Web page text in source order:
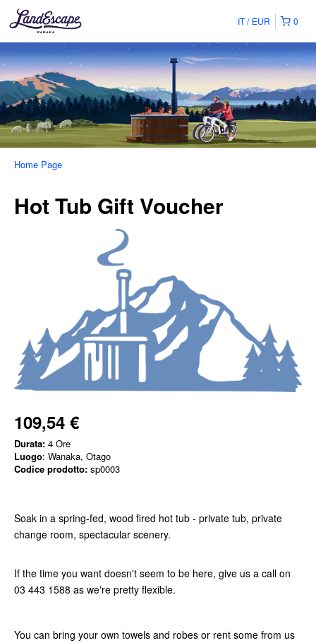
0
IT EUR
Home Page
Hot Tub Gift Voucher
109,54 €
Durata: 4 Ore
Luogo: Wanaka, Otago
Codice prodotto: sp0003
Soak in a spring-fed, wood fired hot tub - private tub, private
change room, spectacular scenery.
If the time you want doesn't seem to be here, give us a call on
03 443 1588 as we're pretty flexible.
You can bring your own towels and robes or rent some from us